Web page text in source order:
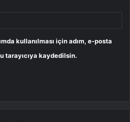
kullanılması için adım, e-posta
tarayıcıya kaydedilsin.